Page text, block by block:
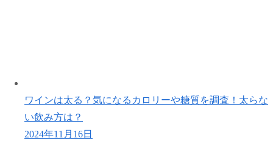
ワインは太る？気になるカロリーや糖質を調査！太らな
い飲み方は？
2024年11月16日